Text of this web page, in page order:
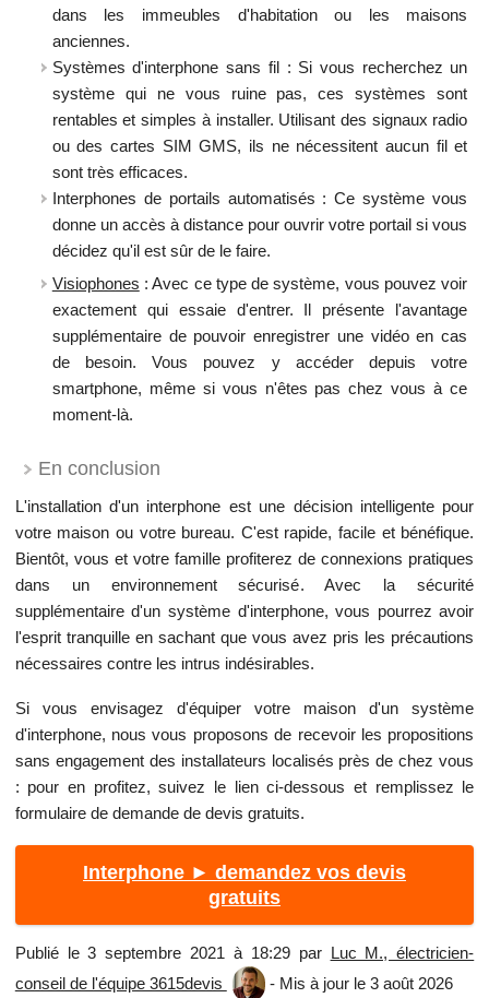
dans les immeubles d'habitation ou les maisons
anciennes.
Systèmes d'interphone sans fil : Si vous recherchez un
système qui ne vous ruine pas, ces systèmes sont
rentables et simples à installer. Utilisant des signaux radio
ou des cartes SIM GMS, ils ne nécessitent aucun fil et
sont très efficaces.
Interphones de portails automatisés : Ce système vous
donne un accès à distance pour ouvrir votre portail si vous
décidez qu'il est sûr de le faire.
Visiophones : Avec ce type de système, vous pouvez voir
exactement qui essaie d'entrer. Il présente l'avantage
supplémentaire de pouvoir enregistrer une vidéo en cas
de besoin. Vous pouvez y accéder depuis votre
smartphone, même si vous n'êtes pas chez vous à ce
moment-là.
En conclusion
L'installation d'un interphone est une décision intelligente pour
votre maison ou votre bureau. C'est rapide, facile et bénéfique.
Bientôt, vous et votre famille profiterez de connexions pratiques
dans un environnement sécurisé. Avec la sécurité
supplémentaire d'un système d'interphone, vous pourrez avoir
l'esprit tranquille en sachant que vous avez pris les précautions
nécessaires contre les intrus indésirables.
Si vous envisagez d'équiper votre maison d'un système
d'interphone, nous vous proposons de recevoir les propositions
sans engagement des installateurs localisés près de chez vous
: pour en profitez, suivez le lien ci-dessous et remplissez le
formulaire de demande de devis gratuits.
Interphone ► demandez vos devis
gratuits
Publié le 3 septembre 2021 à 18:29 par Luc M., électricien-
conseil de l'équipe 3615devis
- Mis à jour le 3 août 2026